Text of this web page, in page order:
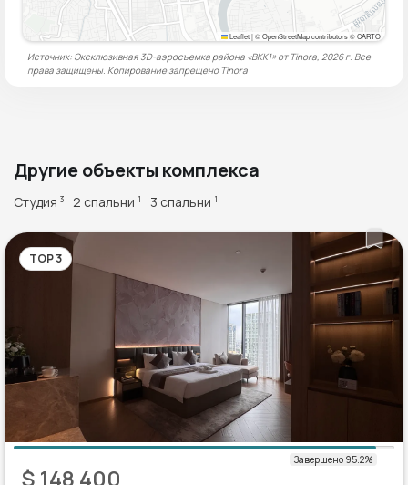
Leaflet|© OpenStreetMap contributors © CARTO
Источник: Эксклюзивная 3D-аэросъемка района «BKK1» от Tinora, 2026 г. Все
права защищены. Копирование запрещено Tinora
Другие объекты комплекса
Студия 3 2 спальни 1 3 спальни 1
TOP 3
$ 148 400